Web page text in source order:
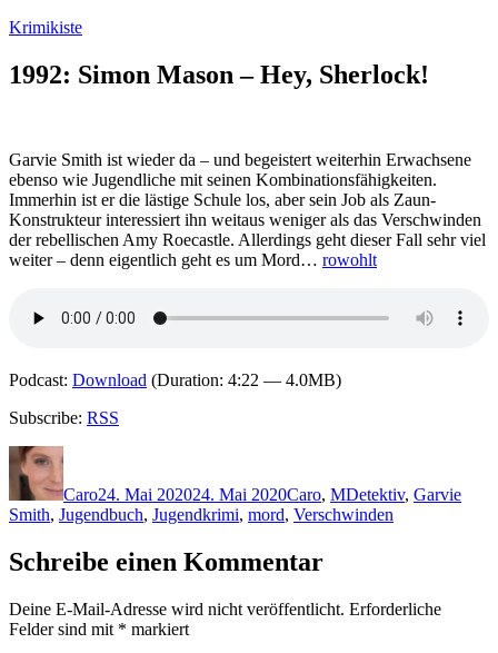
Zum
springen
Krimikiste
1992: Simon Mason – Hey, Sherlock!
Garvie Smith ist wieder da – und begeistert weiterhin Erwachsene
ebenso wie Jugendliche mit seinen Kombinationsfähigkeiten.
Immerhin ist er die lästige Schule los, aber sein Job als Zaun-
Konstrukteur interessiert ihn weitaus weniger als das Verschwinden
der rebellischen Amy Roecastle. Allerdings geht dieser Fall sehr viel
weiter – denn eigentlich geht es um Mord… rowohlt
Podcast: Download (Duration: 4:22 — 4.0MB)
Subscribe: RSS
Autor
Caro24. Mai 202024. Mai 2020Caro, MDetektiv, Garvie
Smith, Jugendbuch, Jugendkrimi, mord, Verschwinden
Schreibe einen Kommentar
Deine E-Mail-Adresse wird nicht veröffentlicht. Erforderliche
Felder sind mit * markiert